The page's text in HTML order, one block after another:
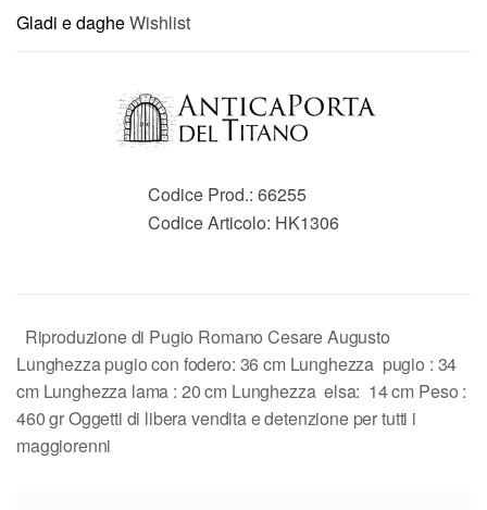
Gladi e dagheWishlist
Codice Prod.: 66255
Codice Articolo: HK1306
Riproduzione di Pugio Romano Cesare Augusto
Lunghezza pugio con fodero: 36 cm Lunghezza pugio : 34
cm Lunghezza lama : 20 cm Lunghezza elsa: 14 cm Peso :
460 gr Oggetti di libera vendita e detenzione per tutti i
maggiorenni